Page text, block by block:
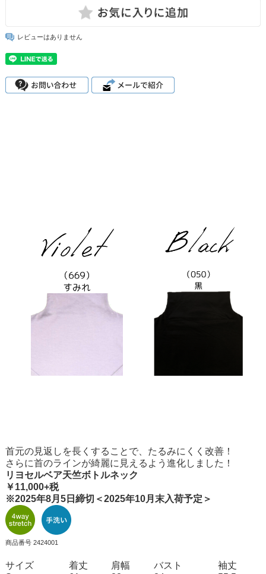
レビューはありません
首元の見返しを長くすることで、たるみにくく改善！
さらに首のラインが綺麗に見えるよう進化しました！
リヨセルベア天竺ボトルネック
￥11,000+税
※2025年8月5日締切＜2025年10月末入荷予定＞
商品番号 2424001
サイズ 着丈 肩幅 バスト
袖丈